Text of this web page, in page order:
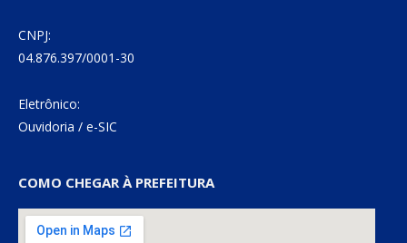
CNPJ:
04.876.397/0001-30
Eletrônico:
Ouvidoria / e-SIC
COMO CHEGAR À PREFEITURA